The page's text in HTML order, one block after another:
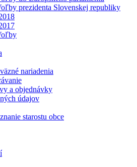
prezidenta Slovenskej republiky
nariadenia
a objednávky
údajov
starostu obce